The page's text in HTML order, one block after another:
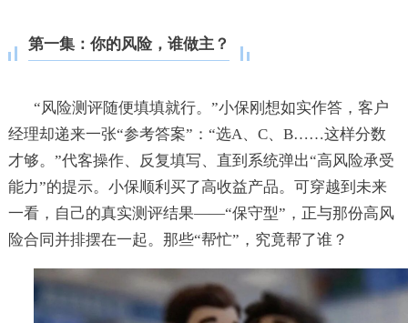
第一集：你的风险，谁做主？
“风险测评随便填填就行。”小保刚想如实作答，客户
经理却递来一张“参考答案”：“选A、C、B……这样分数
才够。”代客操作、反复填写、直到系统弹出“高风险承受
能力”的提示。小保顺利买了高收益产品。可穿越到未来
一看，自己的真实测评结果——“保守型”，正与那份高风
险合同并排摆在一起。那些“帮忙”，究竟帮了谁？